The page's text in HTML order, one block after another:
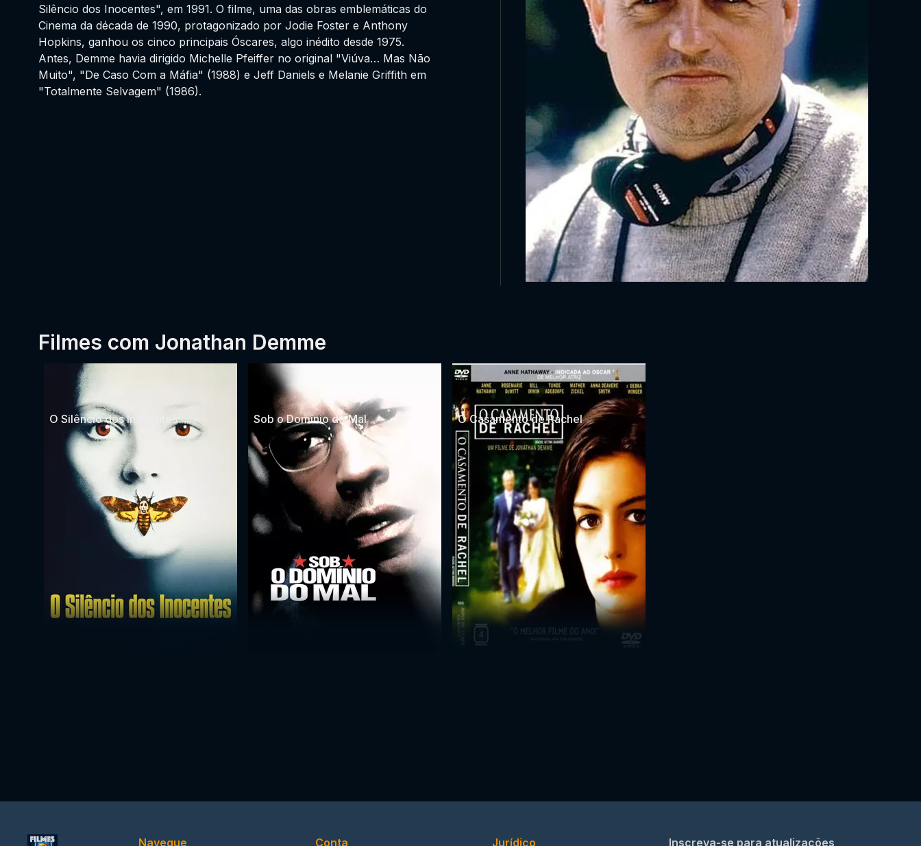
Silêncio dos Inocentes", em 1991. O filme, uma das obras emblemáticas do
Cinema da década de 1990, protagonizado por Jodie Foster e Anthony
Hopkins, ganhou os cinco principais Óscares, algo inédito desde 1975.
Antes, Demme havia dirigido Michelle Pfeiffer no original "Viúva… Mas Não
Muito", "De Caso Com a Máfia" (1988) e Jeff Daniels e Melanie Griffith em
"Totalmente Selvagem" (1986).
Filmes com Jonathan Demme
O Silêncio dos Inocentes Sob o Domínio do Mal O Casamento de Rachel
Navegue Conta Jurídico Inscreva-se para atualizações